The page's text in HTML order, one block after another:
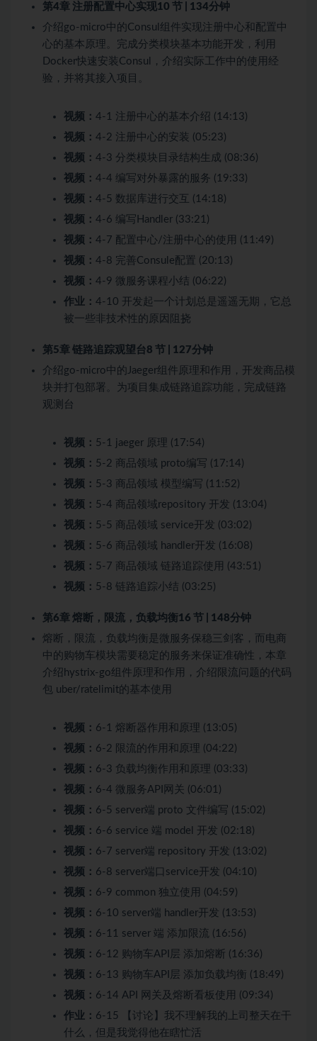
第4章 注册配置中心实现10 节 | 134分钟
介绍go-micro中的Consul组件实现注册中心和配置中
心的基本原理。完成分类模块基本功能开发，利用
Docker快速安装Consul，介绍实际工作中的使用经
验，并将其接入项目。
视频： 4-1 注册中心的基本介绍 (14:13)
视频： 4-2 注册中心的安装 (05:23)
视频： 4-3 分类模块目录结构生成 (08:36)
视频： 4-4 编写对外暴露的服务 (19:33)
视频： 4-5 数据库进行交互 (14:18)
视频： 4-6 编写Handler (33:21)
视频： 4-7 配置中心/注册中心的使用 (11:49)
视频： 4-8 完善Consule配置 (20:13)
视频： 4-9 微服务课程小结 (06:22)
作业： 4-10 开发起一个计划总是遥遥无期，它总
被一些非技术性的原因阻挠
第5章 链路追踪观望台8 节 | 127分钟
介绍go-micro中的Jaeger组件原理和作用，开发商品模
块并打包部署。为项目集成链路追踪功能，完成链路
观测台
视频： 5-1 jaeger 原理 (17:54)
视频： 5-2 商品领域 proto编写 (17:14)
视频： 5-3 商品领域 模型编写 (11:52)
视频： 5-4 商品领域repository 开发 (13:04)
视频： 5-5 商品领域 service开发 (03:02)
视频： 5-6 商品领域 handler开发 (16:08)
视频： 5-7 商品领域 链路追踪使用 (43:51)
视频： 5-8 链路追踪小结 (03:25)
第6章 熔断，限流，负载均衡16 节 | 148分钟
熔断，限流，负载均衡是微服务保稳三剑客，而电商
中的购物车模块需要稳定的服务来保证准确性，本章
介绍hystrix-go组件原理和作用，介绍限流问题的代码
包 uber/ratelimit的基本使用
视频： 6-1 熔断器作用和原理 (13:05)
视频： 6-2 限流的作用和原理 (04:22)
视频： 6-3 负载均衡作用和原理 (03:33)
视频： 6-4 微服务API网关 (06:01)
视频： 6-5 server端 proto 文件编写 (15:02)
视频： 6-6 service 端 model 开发 (02:18)
视频： 6-7 server端 repository 开发 (13:02)
视频： 6-8 server端口service开发 (04:10)
视频： 6-9 common 独立使用 (04:59)
视频： 6-10 server端 handler开发 (13:53)
视频： 6-11 server 端 添加限流 (16:56)
视频： 6-12 购物车API层 添加熔断 (16:36)
视频： 6-13 购物车API层 添加负载均衡 (18:49)
视频： 6-14 API 网关及熔断看板使用 (09:34)
作业： 6-15 【讨论】我不理解我的上司整天在干
什么，但是我觉得他在瞎忙活